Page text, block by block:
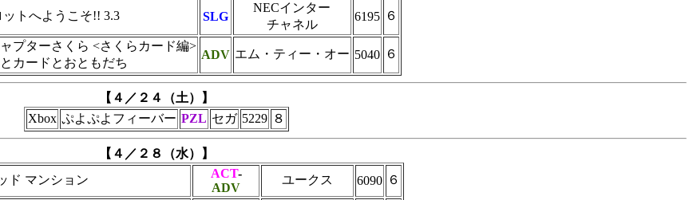
ットへようこそ!! 3.3 SLG
NECインター
チャネル
6195 ６
プターさくら <さくらカード編>
カードとおともだち
ADV エム・ティー・オー 5040 ６
【４／２４（土）】
Xbox ぷよぷよフィーバー PZL セガ 5229 ８
【４／２８（水）】
ド マンション ACT-
ADV
ユークス 6090 ６